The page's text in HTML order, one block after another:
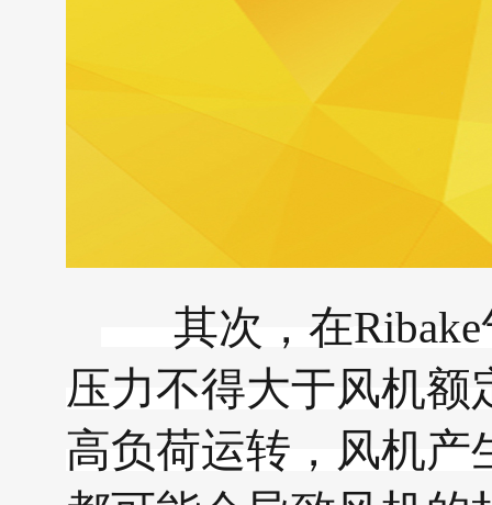
其次，在Ribake
压力不得大于风机额
高负荷运转，风机产